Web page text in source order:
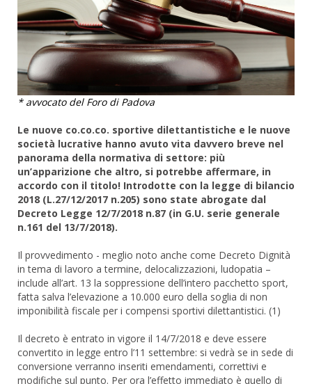
* avvocato del Foro di Padova
Le nuove co.co.co. sportive dilettantistiche e le nuove
società lucrative hanno avuto vita davvero breve nel
panorama della normativa di settore: più
un’apparizione che altro, si potrebbe affermare, in
accordo con il titolo! Introdotte con la legge di bilancio
2018 (L.27/12/2017 n.205) sono state abrogate dal
Decreto Legge 12/7/2018 n.87 (in G.U. serie generale
n.161 del 13/7/2018).
Il provvedimento - meglio noto anche come Decreto Dignità
in tema di lavoro a termine, delocalizzazioni, ludopatia –
include all’art. 13 la soppressione dell’intero pacchetto sport,
fatta salva l’elevazione a 10.000 euro della soglia di non
imponibilità fiscale per i compensi sportivi dilettantistici. (1)
Il decreto è entrato in vigore il 14/7/2018 e deve essere
convertito in legge entro l’11 settembre: si vedrà se in sede di
conversione verranno inseriti emendamenti, correttivi e
modifiche sul punto. Per ora l’effetto immediato è quello di